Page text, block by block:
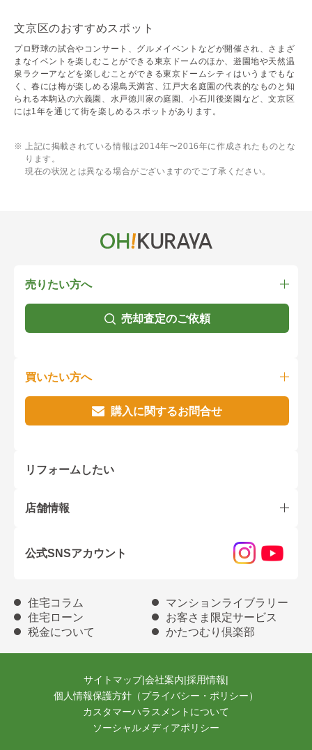
文京区のおすすめスポット
プロ野球の試合やコンサート、グルメイベントなどが開催され、さまざ
まなイベントを楽しむことができる東京ドームのほか、遊園地や天然温
泉ラクーアなどを楽しむことができる東京ドームシティはいうまでもな
く、春には梅が楽しめる湯島天満宮、江戸大名庭園の代表的なものと知
られる本駒込の六義園、水戸徳川家の庭園、小石川後楽園など、文京区
には1年を通じて街を楽しめるスポットがあります。
上記に掲載されている情報は2014年〜2016年に作成されたものとな
ります。
現在の状況とは異なる場合がございますのでご了承ください。
売りたい方へ
売却査定のご依頼
買いたい方へ
購入に関するお問合せ
リフォームしたい
店舗情報
公式SNSアカウント
住宅コラム
マンションライブラリー
住宅ローン
お客さま限定サービス
税金について
かたつむり倶楽部
サイトマップ|会社案内|採用情報|
個人情報保護方針（プライバシー・ポリシー）
カスタマーハラスメントについて
ソーシャルメディアポリシー